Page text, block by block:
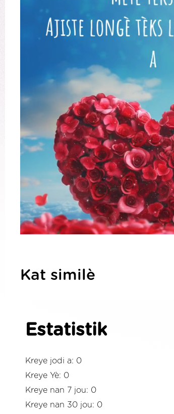
Kat similè
Estatistik
Kreye jodi a: 0
Kreye Yè: 0
Kreye nan 7 jou: 0
Kreye nan 30 jou: 0